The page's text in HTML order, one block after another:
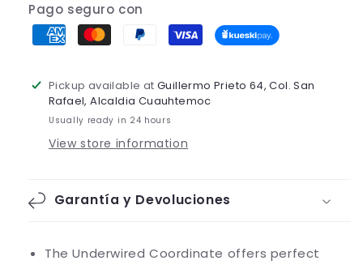
Pago seguro con
Pickup available atGuillermo Prieto 64, Col. San
Rafael, Alcaldia Cuauhtemoc
Usually ready in 24 hours
View store information
Garantía y Devoluciones
The Underwired Coordinate offers perfect